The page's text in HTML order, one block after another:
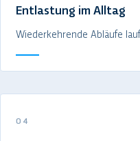
Entlastung im Alltag
Wiederkehrende Abläufe
04